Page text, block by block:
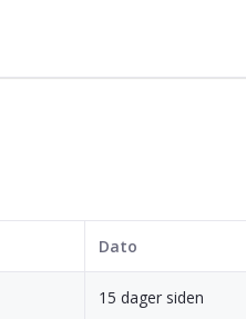
Dato
15 dager siden